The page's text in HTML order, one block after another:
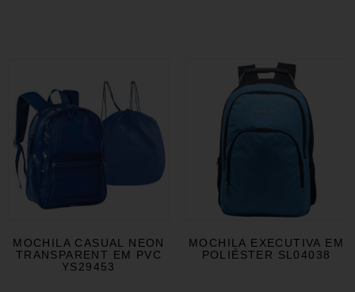
MOCHILA CASUAL NEON
TRANSPARENT EM PVC
YS29453
MOCHILA EXECUTIVA EM
POLIÉSTER SL04038